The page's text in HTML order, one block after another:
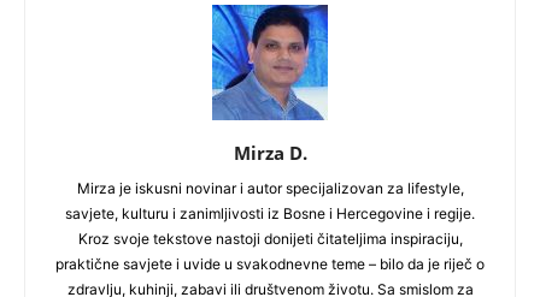
Mirza D.
Mirza je iskusni novinar i autor specijalizovan za lifestyle,
savjete, kulturu i zanimljivosti iz Bosne i Hercegovine i regije.
Kroz svoje tekstove nastoji donijeti čitateljima inspiraciju,
praktične savjete i uvide u svakodnevne teme – bilo da je riječ o
zdravlju, kuhinji, zabavi ili društvenom životu. Sa smislom za